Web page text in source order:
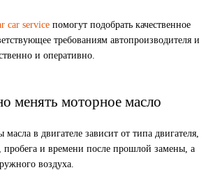
car service помогут подобрать качественное
требованиям автопроизводителя и
и оперативно.
менять моторное масло
в двигателе зависит от типа двигателя,
пробега и времени после прошлой замены, а
воздуха.